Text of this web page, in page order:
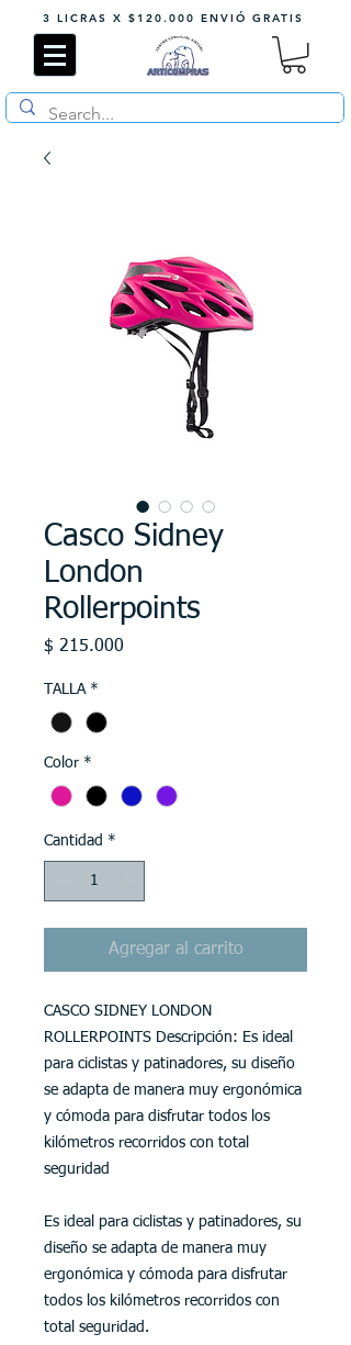
3 LICRAS X $120.000 ENVIÓ GRATIS
Casco Sidney
London
Rollerpoints
$ 215.000
TALLA *
Color *
Cantidad *
Agregar al carrito
CASCO SIDNEY LONDON
ROLLERPOINTS Descripción: Es ideal
para ciclistas y patinadores, su diseño
se adapta de manera muy ergonómica
y cómoda para disfrutar todos los
kilómetros recorridos con total
seguridad
Es ideal para ciclistas y patinadores, su
diseño se adapta de manera muy
ergonómica y cómoda para disfrutar
todos los kilómetros recorridos con
total seguridad.